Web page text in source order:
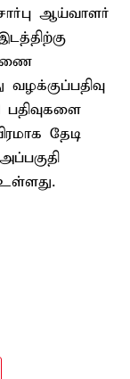
ஆய்வாளர்
பதிவுகளை
தேடி